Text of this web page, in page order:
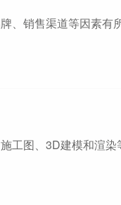
、销售渠道等因素有
工图、3D建模和渲染